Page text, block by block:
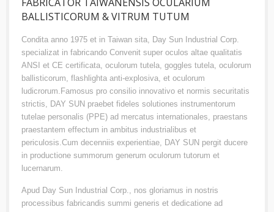
BALLISTICORUM & VITRUM TUTUM
Condita anno 1975 et in Taiwan sita, Day Sun Industrial Corp.
specializat in fabricando Convenit super oculos altae qualitatis
ANSI et CE certificata, oculorum tutela, goggles tutela, oculorum
ballisticorum, flashlighta anti-explosiva, et oculorum
ludicrorum.Famosus pro consilio innovativo et normis securitatis
strictis, DAY SUN praebet fideles solutiones instrumentorum
tutelae personalis (PPE) ad mercatus internationales, praestans
praestantem effectum in ambitus industrialibus et
periculosis.Cum decenniis experientiae, DAY SUN pergit ducere
in productione summorum generum oculorum tutorum et
lucernarum.
Apud Day Sun Industrial Corp., nos gloriamus in nostris
processibus fabricandis summi generis et dedicatione ad